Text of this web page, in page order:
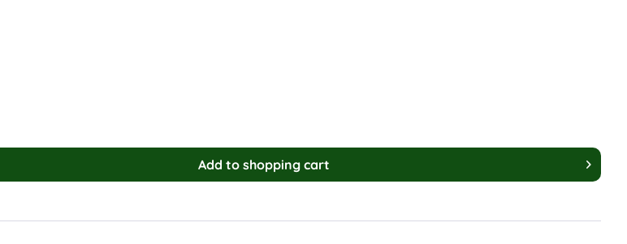
Add to shopping cart